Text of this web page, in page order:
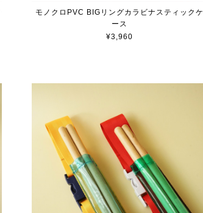
モノクロPVC BIGリングカラビナスティックケ
ース
¥3,960